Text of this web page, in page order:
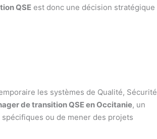
QSE est donc une décision stratégique
les systèmes de Qualité, Sécurité
de transition QSE en Occitanie, un
ou de mener des projets